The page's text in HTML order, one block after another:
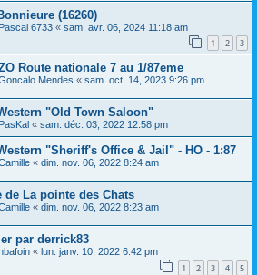
(16260)
Pascal 6733 « sam. avr. 06, 2024 11:18 am
1 2 3
Route nationale 7 au 1/87eme
Mendes « sam. oct. 14, 2023 9:26 pm
"Old Town Saloon"
PasKal « sam. déc. 03, 2022 12:58 pm
"Sheriff's Office & Jail" - HO - 1:87
« dim. nov. 06, 2022 8:24 am
de La pointe des Chats
« dim. nov. 06, 2022 8:23 am
par derrick83
« lun. janv. 10, 2022 6:42 pm
1 2 3 4 5